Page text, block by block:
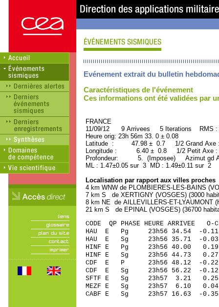
Evénement extrait du bulletin
Caractéristiques de l'événement
Ces informations ont été validées par
FRANCE ORID :
11/09/12 9 Arrivees 5 Iterations RMS :
Heure orig: 23h 56m 33. 0 ± 0.08
Latitude : 47.98 ± 0.7 1/2 Grand
Longitude : 6.40 ± 0.8 1/2 Petit Axe
Profondeur: 5. (Imposee) Azimut gd
ML : 1.47±0.05 sur 3 MD : 1.49±0.11 sur 2
Localisation par rapport aux villes proches
4 km WNW de PLOMBIERES-LES-BAINS
7 km S de XERTIGNY (VOSGES) (3000
8 km NE de AILLEVILLERS-ET-LYAUMONT
21 km S de EPINAL (VOSGES) (36700
CODE QP PHASE HEURE
HAU E Pg 23h56 34.54 -
HAU E Sg 23h56 35.71
HINF E Pg 23h56 40.00
HINF E Sg 23h56 44.73
CDF E P 23h56 48.12 -
CDF E Sg 23h56 56.22 -
SFTF E Sg 23h57 3.21
MEZF E Sg 23h57 6.10
CABF E Sg 23h57 16.63 -